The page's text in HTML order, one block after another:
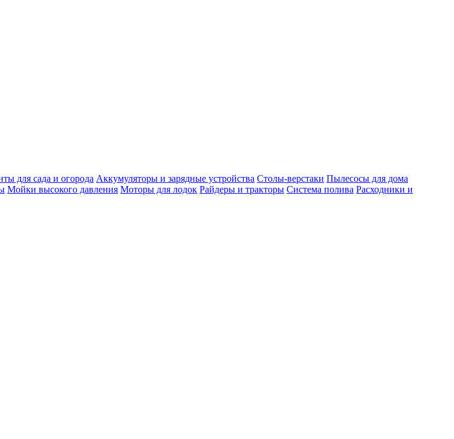
для сада и огорода Аккумуляторы и зарядные устройства Столы-верстаки Пылесосы для дома
Мойки высокого давления Моторы для лодок Райдеры и тракторы Система полива Расходники и